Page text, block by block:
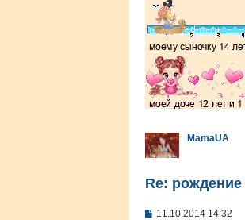
MamaUA
Re:
С11.10.2014 14:32